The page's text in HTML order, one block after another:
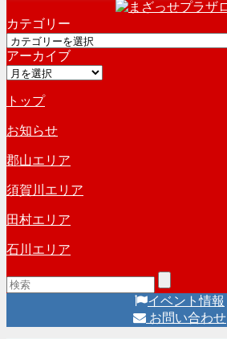
カ
イ
ブ
カテゴリー
カ
テ
ゴ
ー
アーカイブ
ア
カ
イ
ブ
トップ
お知らせ
郡山エリア
須賀川エリア
田村エリア
石川エリア
イベント情報
お問い合わせ